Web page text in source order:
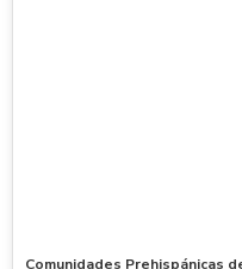
Comunidades Prehispánicas